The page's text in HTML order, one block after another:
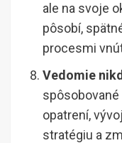
ale na svoje
pôsobí,
procesmi
Vedomie
opatrení,
stratégiu a